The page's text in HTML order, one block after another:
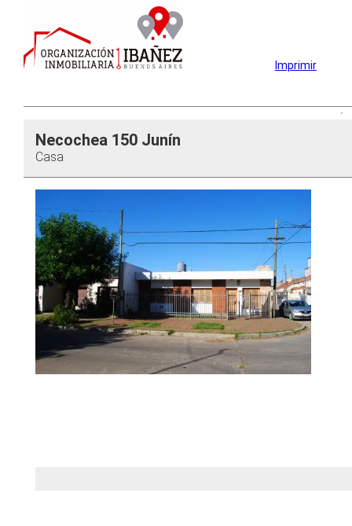
Imprimir
Necochea 150 Junín
Casa